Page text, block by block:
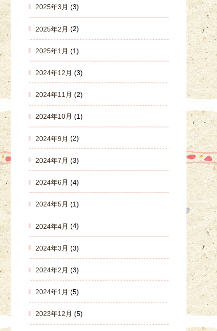
2025年3月 (3)
2025年2月 (2)
2025年1月 (1)
2024年12月 (3)
2024年11月 (2)
2024年10月 (1)
2024年9月 (2)
2024年7月 (3)
2024年6月 (4)
2024年5月 (1)
2024年4月 (4)
2024年3月 (3)
2024年2月 (3)
2024年1月 (5)
2023年12月 (5)